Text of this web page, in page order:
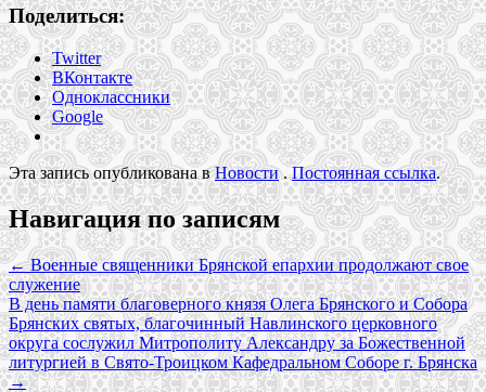
Поделиться:
Twitter
ВКонтакте
Одноклассники
Google
Эта запись опубликована вНовости. Постоянная ссылка.
Навигация по записям
←Военные священники Брянской епархии продолжают свое
служение
В день памяти благоверного князя Олега Брянского и Собора
Брянских святых, благочинный Навлинского церковного
округа сослужил Митрополиту Александру за Божественной
литургией в Свято-Троицком Кафедральном Соборе г. Брянска
→